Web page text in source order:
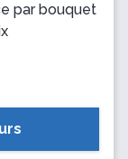
par bouquet